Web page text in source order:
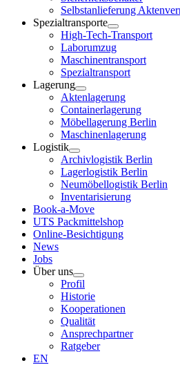
Selbstanlieferung
Spezialtransporte
High-Tech-Transport
Laborumzug
Maschinentransport
Spezialtransport
Lagerung
Aktenlagerung
Containerlagerung
Möbellagerung Berlin
Maschinenlagerung
Logistik
Archivlogistik Berlin
Lagerlogistik Berlin
Neumöbellogistik Berlin
Inventarisierung
Book-a-Move
UTS Packmittelshop
Online-Besichtigung
News
Jobs
Über uns
Profil
Historie
Kooperationen
Qualität
Ansprechpartner
Ratgeber
EN